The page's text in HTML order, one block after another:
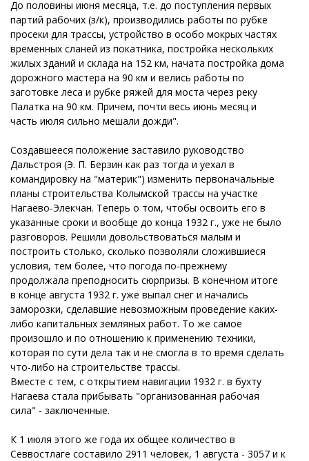
До половины июня месяца, т.е. до поступления первых
партий рабочих (з/к), производились работы по рубке
просеки для трассы, устройство в особо мокрых частях
временных сланей из покатника, постройка нескольких
жилых зданий и склада на 152 км, начата постройка дома
дорожного мастера на 90 км и велись работы по
заготовке леса и рубке ряжей для моста через реку
Палатка на 90 км. Причем, почти весь июнь месяц и
часть июля сильно мешали дожди".
Создавшееся положение заставило руководство
Дальстроя (Э. П. Берзин как раз тогда и уехал в
командировку на "материк") изменить первоначальные
планы строительства Колымской трассы на участке
Нагаево-Элекчан. Теперь о том, чтобы освоить его в
указанные сроки и вообще до конца 1932 г., уже не было
разговоров. Решили довольствоваться малым и
построить столько, сколько позволяли сложившиеся
условия, тем более, что погода по-прежнему
продолжала преподносить сюрпризы. В конечном итоге
в конце августа 1932 г. уже выпал снег и начались
заморозки, сделавшие невозможным проведение каких-
либо капитальных земляных работ. То же самое
произошло и по отношению к применению техники,
которая по сути дела так и не смогла в то время сделать
что-либо на строительстве трассы.
Вместе с тем, с открытием навигации 1932 г. в бухту
Нагаева стала прибывать "организованная рабочая
сила" - заключенные.
К 1 июля этого же года их общее количество в
Севвостлаге составило 2911 человек, 1 августа - 3057 и к